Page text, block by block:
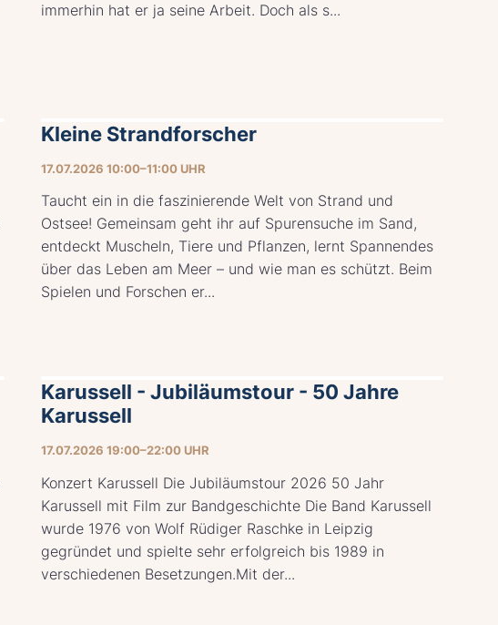
immerhin hat er ja seine Arbeit. Doch als s...
17.07.2026 10:00–11:00 UHR
Kleine Strandforscher
Taucht ein in die faszinierende Welt von Strand und
Ostsee! Gemeinsam geht ihr auf Spurensuche im Sand,
entdeckt Muscheln, Tiere und Pflanzen, lernt Spannendes
über das Leben am Meer – und wie man es schützt. Beim
Spielen und Forschen er...
17.07.2026 19:00–22:00 UHR
Karussell - Jubiläumstour - 50 Jahre
Karussell
Konzert Karussell Die Jubiläumstour 2026 50 Jahr
Karussell mit Film zur Bandgeschichte Die Band Karussell
wurde 1976 von Wolf Rüdiger Raschke in Leipzig
gegründet und spielte sehr erfolgreich bis 1989 in
verschiedenen Besetzungen.Mit der...